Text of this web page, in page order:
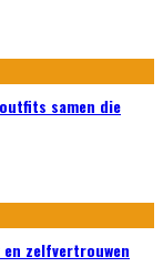
samen die
zelfvertrouwen